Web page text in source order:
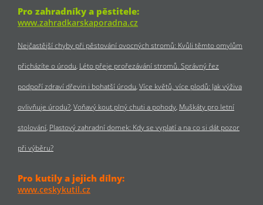
Pro zahradníky a pěstitele:
www.zahradkarskaporadna.cz
Nejčastější chyby při pěstování ovocných stromů: Kvůli těmto omylům
přicházíte o úrodu Léto přeje prořezávání stromů. Správný řez
podpoří zdraví dřevin i bohatší úrodu Více květů, více plodů: Jak výživa
ovlivňuje úrodu? Voňavý kout plný chuti a pohody Muškáty pro letní
stolování Plastový zahradní domek: Kdy se vyplatí a na co si dát pozor
při výběru?
Pro kutily a jejich dílny:
www.ceskykutil.cz